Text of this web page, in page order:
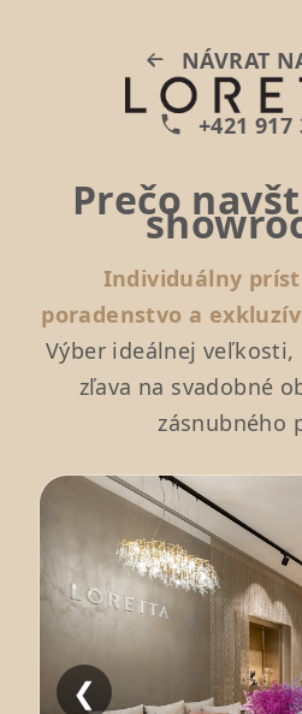
NÁVRAT
+421 917
Prečo
Individuálny
poradenstvo a
Výber ideálnej veľkosti,
zľava na svadobné
zásnubného
❮